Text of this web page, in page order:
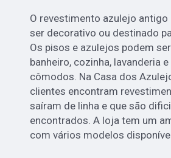
O revestimento azulejo antigo
ser decorativo ou destinado
Os pisos e azulejos podem
banheiro, cozinha, lavanderia
cômodos. Na Casa dos
clientes encontram
saíram de linha e que são
encontrados. A loja tem um
com vários modelos